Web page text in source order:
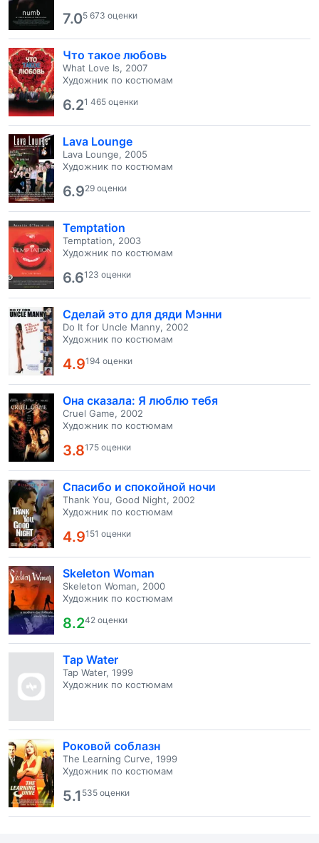
7.05 673 оценки
Что такое любовь
What Love Is, 2007
Художник по костюмам
6.21 465 оценки
Lava Lounge
Lava Lounge, 2005
Художник по костюмам
6.929 оценки
Temptation
Temptation, 2003
Художник по костюмам
6.6123 оценки
Сделай это для дяди Мэнни
Do It for Uncle Manny, 2002
Художник по костюмам
4.9194 оценки
Она сказала: Я люблю тебя
Cruel Game, 2002
Художник по костюмам
3.8175 оценки
Спасибо и спокойной ночи
Thank You, Good Night, 2002
Художник по костюмам
4.9151 оценки
Skeleton Woman
Skeleton Woman, 2000
Художник по костюмам
8.242 оценки
Tap Water
Tap Water, 1999
Художник по костюмам
Роковой соблазн
The Learning Curve, 1999
Художник по костюмам
5.1 535 оценки